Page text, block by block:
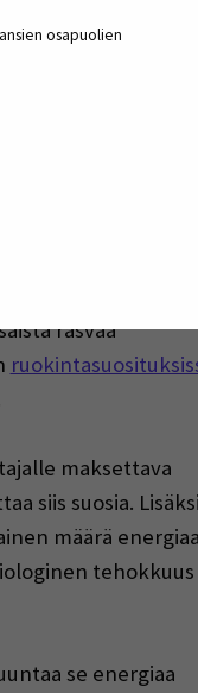
osapuolien
biologisiin
pyrkii
tähdänneet
rasvaa
maksettava
siis suosia. Lisäksi
määrä
tehokkuus
se energiaa